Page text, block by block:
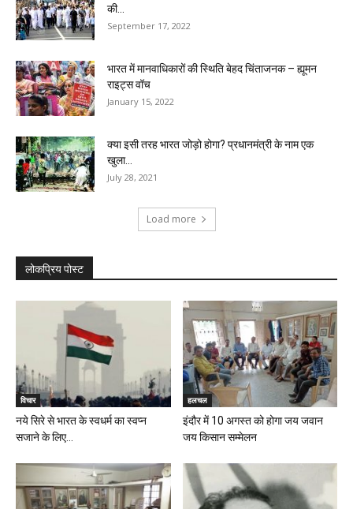
की...
September 17, 2022
भारत में मानवाधिकारों की स्थिति बेहद चिंताजनक – ह्यूमन
राइट्स वॉच
January 15, 2022
क्या इसी तरह भारत जोड़ो होगा? प्रधानमंत्री के नाम एक
खुला...
July 28, 2021
Load more
लोकप्रिय पोस्ट
विचार
नये सिरे से भारत के स्वधर्म का स्वप्न
सजाने के लिए...
हलचल
इंदौर में 10 अगस्त को होगा जय जवान
जय किसान सम्मेलन